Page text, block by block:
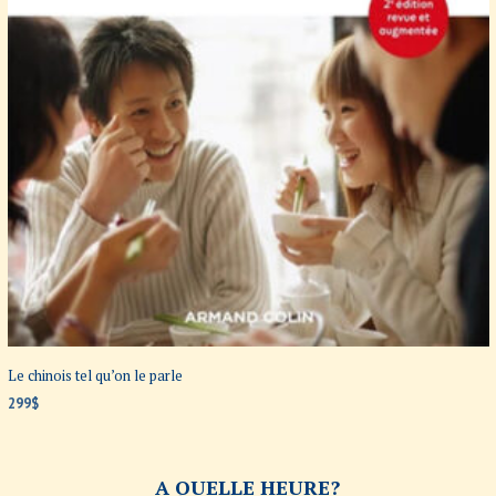
Le chinois tel qu’on le parle
299$
A QUELLE HEURE?